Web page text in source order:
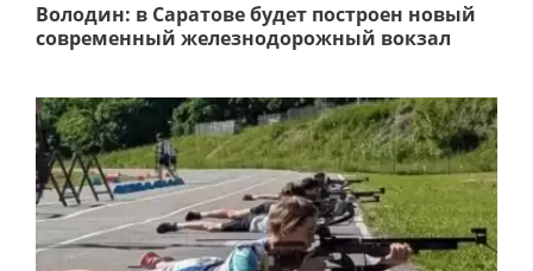
Володин: в Саратове будет построен новый
современный железнодорожный вокзал